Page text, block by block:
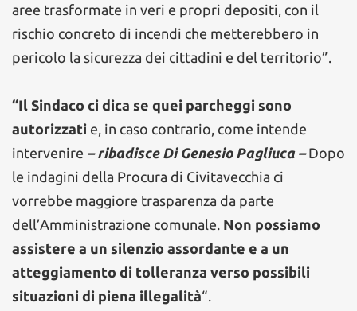
aree trasformate in veri e propri depositi, con il
rischio concreto di incendi che metterebbero in
pericolo la sicurezza dei cittadini e del territorio”.
“Il Sindaco ci dica se quei parcheggi sono
autorizzati e, in caso contrario, come intende
intervenire – ribadisce Di Genesio Pagliuca – Dopo
le indagini della Procura di Civitavecchia ci
vorrebbe maggiore trasparenza da parte
dell’Amministrazione comunale. Non possiamo
assistere a un silenzio assordante e a un
atteggiamento di tolleranza verso possibili
situazioni di piena illegalità“.